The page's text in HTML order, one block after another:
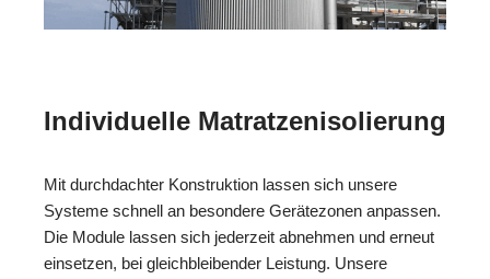
Individuelle Matratzenisolierung
Mit durchdachter Konstruktion lassen sich unsere
Systeme schnell an besondere Gerätezonen anpassen.
Die Module lassen sich jederzeit abnehmen und erneut
einsetzen, bei gleichbleibender Leistung. Unsere